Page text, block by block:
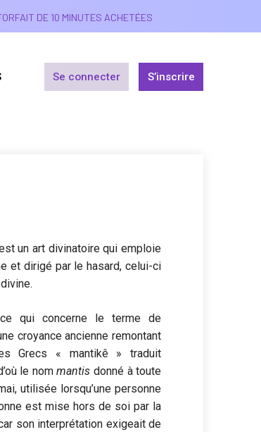
DE 10 MINUTES ACHETÉES
Se connecter S’inscrire
un art divinatoire qui emploie
et dirigé par le hasard, celui-ci
.
qui concerne le terme de
croyance ancienne remontant
Grecs « mantikê » traduit
le nommantis donné à toute
, utilisée lorsqu’une personne
est mise hors de soi par la
son interprétation exigeait de